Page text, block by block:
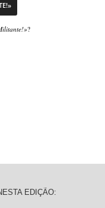
?
EDIÇÃO: